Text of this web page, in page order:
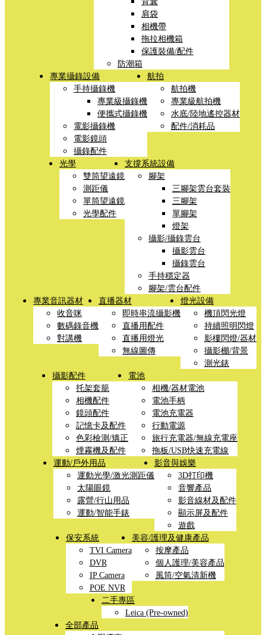
肩袋
相機帶
拖拉相機箱
保護裝備/配件
防潮箱
專業攝錄設備
手持攝錄機
專業級攝錄機
便攜式攝錄機
電影攝錄機
電影鏡頭
攝錄配件
航拍
航拍機
專業級航拍機
水底/陸地遙控器材
配件/消耗品
光學
雙筒望遠鏡
測距儀
單筒望遠鏡
光學配件
支撐系統設備
腳架
三腳架雲台套裝
三腳架
單腳架
燈架
攝影/攝錄雲台
攝影雲台
攝錄雲台
手持穩定器
腳架/雲台配件
專業音訊器材
收音咪
數碼錄音機
對講機
直播器材
即時串流攝影機
直播用配件
直播用燈光
無線圖傳
燈光設備
機頂閃光燈
持續照明閃燈
影樓閃燈/器材
攝影棚/背景
測光錶
攝影配件
托架套籠
相機配件
鏡頭配件
記憶卡及配件
色彩檢測/矯正
煙霧機及配件
電池
相機/器材電池
電池手柄
電池充電器
行動電源
旅行充電器/無線充電座
拖板/USB快速充電線
運動/戶外用品
運動光學/激光測距儀
太陽眼鏡
露營/行山用品
運動/智能手錶
影音與娛樂
3D打印機
音響產品
影音線材及配件
顯示屏及配件
遊戲
保安系統
TVI Camera
DVR
IP Camera
POE NVR
美容/護理及健康產品
按摩產品
個人護理/美容產品
風筒/空氣清新機
二手專區
Leica (Pre-owned)
全部產品